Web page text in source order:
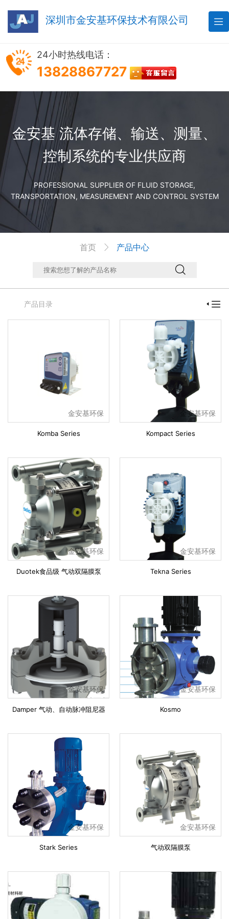
深圳市金安基环保技术有限公司 
24小时热线电话：
13828867727
金安基 流体存储、输送、测量、
控制系统的专业供应商
PROFESSIONAL SUPPLIER OF FLUID STORAGE,
TRANSPORTATION, MEASUREMENT AND CONTROL SYSTEM
首页  产品中心

产品目录  
金安基环保
Komba Series
金安基环保
Kompact Series
金安基环保
Duotek食品级 气动双隔膜泵
金安基环保
Tekna Series
金安基环保
Damper 气动、自动脉冲阻尼器
金安基环保
Kosmo
金安基环保
Stark Series
金安基环保
气动双隔膜泵